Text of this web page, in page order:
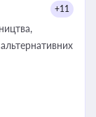
+11